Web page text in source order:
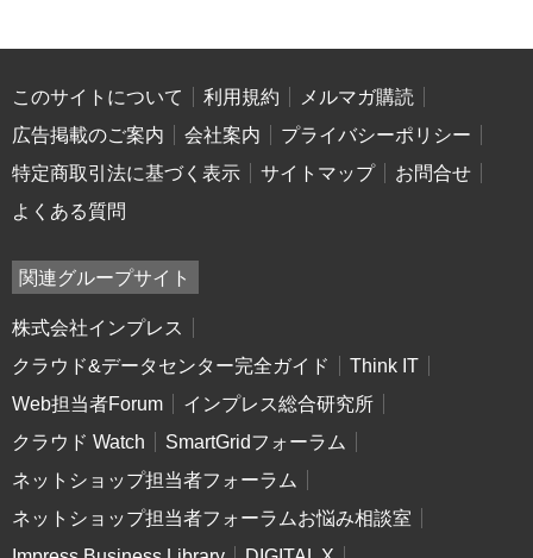
このサイトについて 利用規約
メルマガ購読
広告掲載のご案内
会社案内
プライバシーポリシー
特定商取引法に基づく表示
サイトマップ
お問合せ
よくある質問
関連グループサイト
株式会社インプレス
クラウド&データセンター完全ガイド
Think IT
Web担当者Forum
インプレス総合研究所
クラウド Watch
SmartGridフォーラム
ネットショップ担当者フォーラム
ネットショップ担当者フォーラムお悩み相談室